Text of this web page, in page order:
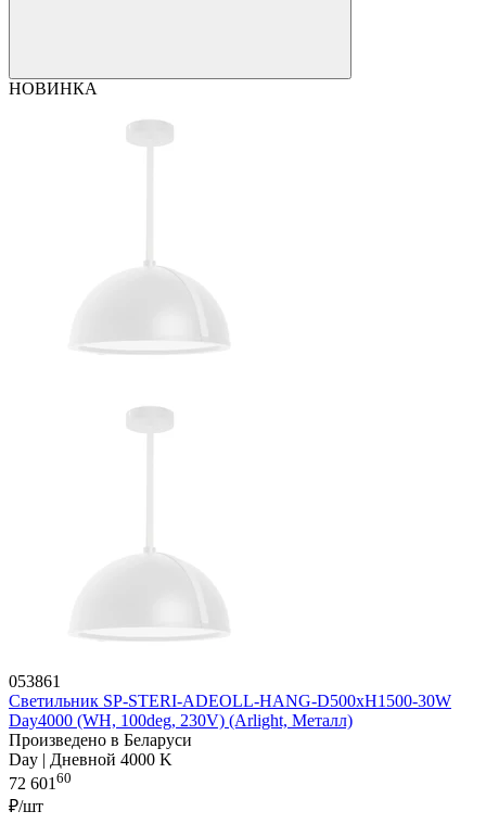
НОВИНКА
053861
Светильник SP-STERI-ADEOLL-HANG-D500xH1500-30W
Day4000 (WH, 100deg, 230V) (Arlight, Металл)
Произведено в Беларуси
Day | Дневной 4000 K
72 601 60
₽/шт